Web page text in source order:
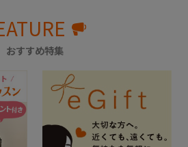
おすすめ特集